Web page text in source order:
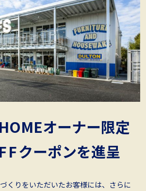
オーナー限定
クーポンを進呈
くりをいただいたお客様には、さらに